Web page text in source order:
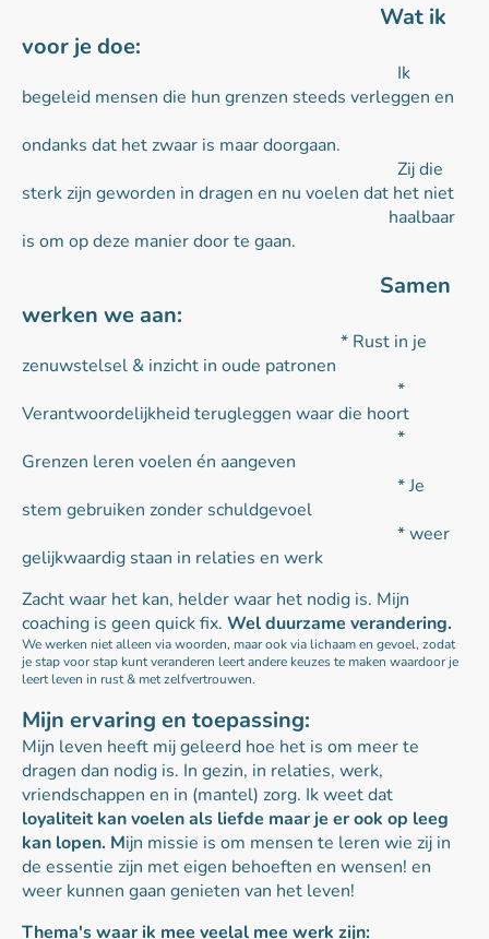
Wat ik
voor je doe:
Ik
begeleid mensen die hun grenzen steeds verleggen en
ondanks dat het zwaar is maar doorgaan.
Zij die
sterk zijn geworden in dragen en nu voelen dat het niet
haalbaar
is om op deze manier door te gaan.
Samen
werken we aan:
* Rust in je
zenuwstelsel & inzicht in oude patronen
*
Verantwoordelijkheid terugleggen waar die hoort
*
Grenzen leren voelen én aangeven
* Je
stem gebruiken zonder schuldgevoel
* weer
gelijkwaardig staan in relaties en werk
Zacht waar het kan, helder waar het nodig is. Mijn
coaching is geen quick fix. Wel duurzame verandering.
We werken niet alleen via woorden, maar ook via lichaam en gevoel, zodat
je stap voor stap kunt veranderen leert andere keuzes te maken waardoor je
leert leven in rust & met zelfvertrouwen.
Mijn ervaring en toepassing:
Mijn leven heeft mij geleerd hoe het is om meer te
dragen dan nodig is. In gezin, in relaties, werk,
vriendschappen en in (mantel) zorg. Ik weet dat
loyaliteit kan voelen als liefde maar je er ook op leeg
kan lopen. Mijn missie is om mensen te leren wie zij in
de essentie zijn met eigen behoeften en wensen! en
weer kunnen gaan genieten van het leven!
Thema's waar ik mee veelal mee werk zijn: